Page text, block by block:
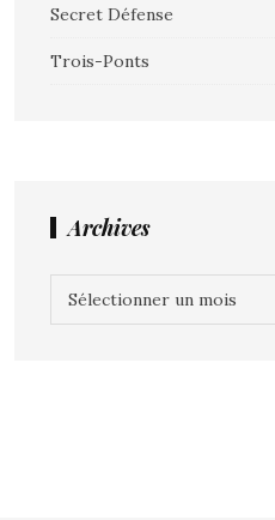
Secret Défense
Trois-Ponts
Archives